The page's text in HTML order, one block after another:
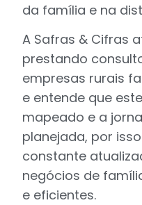
da família e na
A Safras & Cifras
prestando
empresas rurais
e entende que
mapeado e a
planejada, por
constante
negócios de
e eficientes.